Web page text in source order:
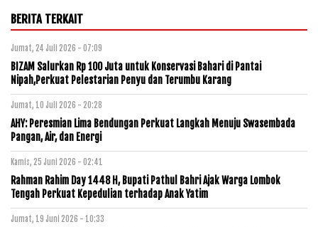
BERITA TERKAIT
Jumat, 24 Juli 2026 - 07:09
BIZAM Salurkan Rp 100 Juta untuk Konservasi Bahari di Pantai
Nipah,Perkuat Pelestarian Penyu dan Terumbu Karang
Jumat, 10 Juli 2026 - 20:28
AHY: Peresmian Lima Bendungan Perkuat Langkah Menuju Swasembada
Pangan, Air, dan Energi
Kamis, 25 Juni 2026 - 02:41
Rahman Rahim Day 1448 H, Bupati Pathul Bahri Ajak Warga Lombok
Tengah Perkuat Kepedulian terhadap Anak Yatim
Jumat, 19 Juni 2026 - 10:33